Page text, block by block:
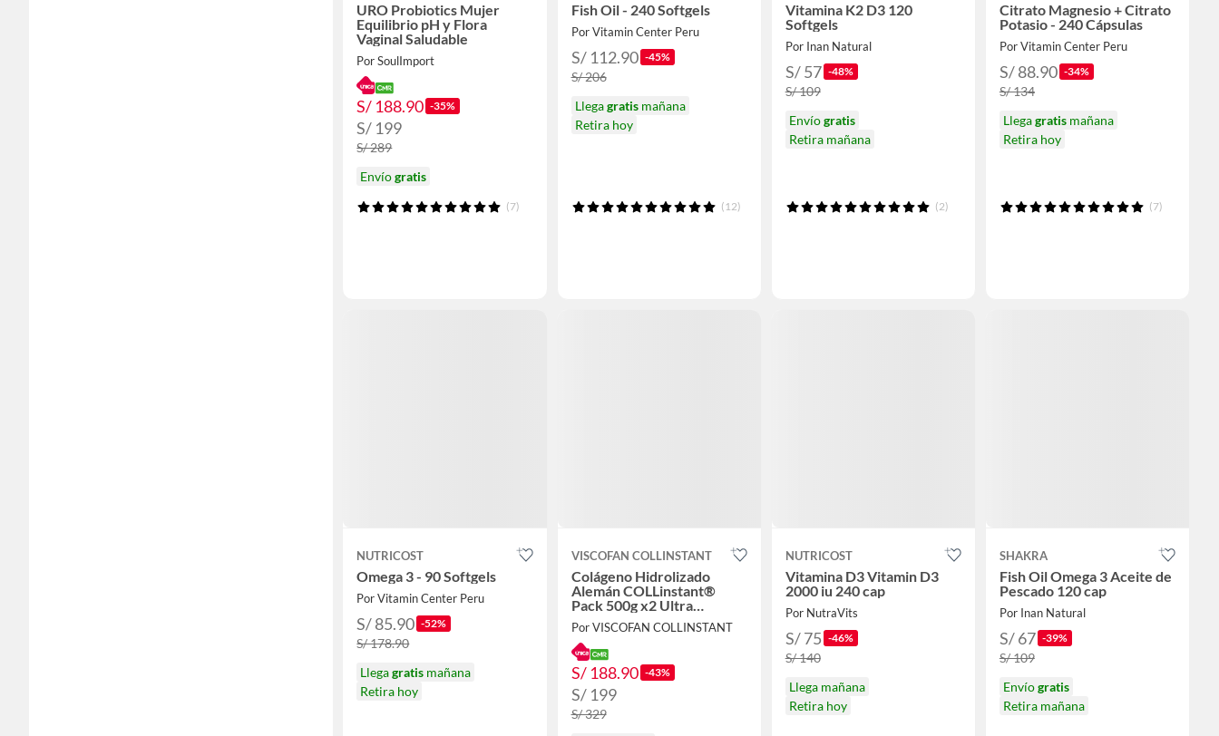
URO Probiotics Mujer
Equilibrio pH y Flora
Vaginal Saludable
Por SoulImport
S/ 188.90 -35%
S/ 199
S/ 289
Envíogratis
(7)
Fish Oil - 240 Softgels
Por Vitamin Center Peru
S/ 112.90 -45%
S/ 206
Llegagratismañana
Retira hoy
(12)
Vitamina K2 D3 120
Softgels
Por Inan Natural
S/ 57 -48%
S/ 109
Envíogratis
Retira mañana
(2)
Citrato Magnesio + Citrato
Potasio - 240 Cápsulas
Por Vitamin Center Peru
S/ 88.90 -34%
S/ 134
Llegagratismañana
Retira hoy
(7)
NUTRICOST
Omega 3 - 90 Softgels
Por Vitamin Center Peru
S/ 85.90 -52%
S/ 178.90
Llegagratis mañana
Retira hoy
VISCOFAN COLLINSTANT
Colágeno Hidrolizado
Alemán COLLinstant®
Pack 500g x2 Ultra
Premium Péptidos
Bioactivos
Por VISCOFAN COLLINSTANT
S/ 188.90 -43%
S/ 199
S/ 329
NUTRICOST
Vitamina D3 Vitamin D3
2000 iu 240 cap
Por NutraVits
S/ 75 -46%
S/ 140
Llega mañana
Retira hoy
SHAKRA
Fish Oil Omega 3 Aceite de
Pescado 120 cap
Por Inan Natural
S/ 67 -39%
S/ 109
Envíogratis
Retira mañana